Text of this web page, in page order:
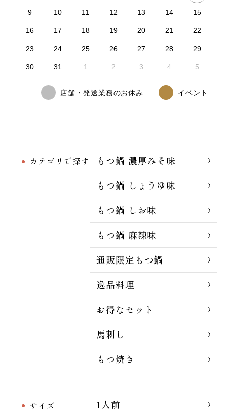
カテゴリで探す
もつ鍋 濃厚みそ味
もつ鍋 しょうゆ味
もつ鍋 しお味
もつ鍋 麻辣味
通販限定もつ鍋
逸品料理
お得なセット
馬刺し
もつ焼き
サイズ
1人前
9 10 11 12 13 14 15
16 17 18 19 20 21 22
23 24 25 26 27 28 29
30 31 1 2 3 4 5
店舗・発送業務のお休み イベント